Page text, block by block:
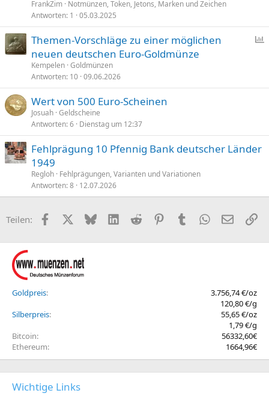
FrankZim Notmünzen, Token, Jetons, Marken und Zeichen
Antworten 1 05.03.2025
a
Themen-Vorschläge zu einer möglichen
neuen deutschen Euro-Goldmünze
Kempelen Goldmünzen
Antworten 10 09.06.2026
Wert von 500 Euro-Scheinen
Josuah Geldscheine
Antworten 6 Dienstag um 12:37
Fehlprägung 10 Pfennig Bank deutscher Länder
1949
Regloh Fehlprägungen, Varianten und Variationen
Antworten 8 12.07.2026
Teilen: FacebookX (Twitter)
BlueskyLinkedIn
Reddit PinterestTumblr WhatsApp
E-Mail
Goldpreis
3.756,74 €/oz
120,80 €/g
Silberpreis
55,65 €/oz
1,79 €/g
Bitcoin
56332,60€
Ethereum
1664,96€
Wichtige Links